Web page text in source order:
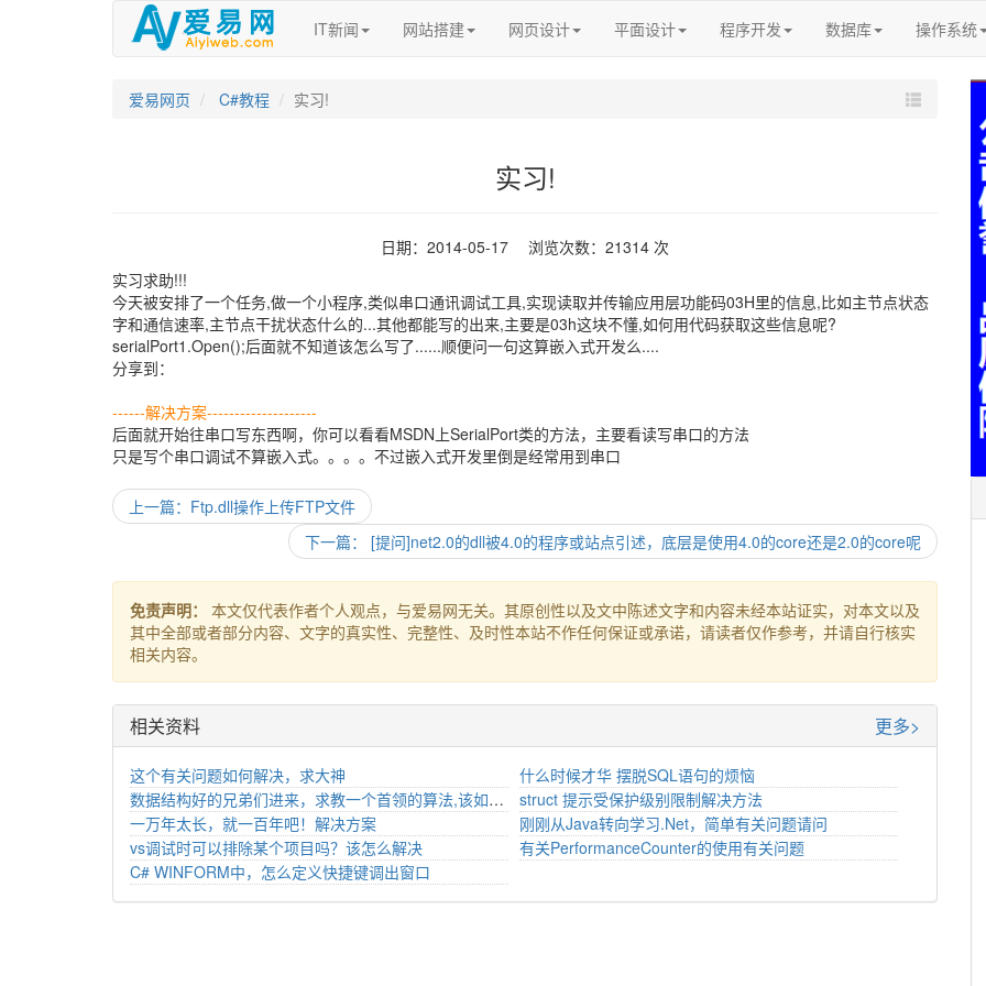
IT新闻 网站搭建 网页设计 平面设计 程序开发 数据库 操作系统
爱易网页 C#教程 实习!
实习!
日期：2014-05-17 浏览次数：21314 次
实习求助!!!
今天被安排了一个任务,做一个小程序,类似串口通讯调试工具,实现读取并传输应用层功能码03H里的信息,比如主节点状态
字和通信速率,主节点干扰状态什么的...其他都能写的出来,主要是03h这块不懂,如何用代码获取这些信息呢?
serialPort1.Open();后面就不知道该怎么写了......顺便问一句这算嵌入式开发么....
分享到：
------解决方案--------------------
后面就开始往串口写东西啊，你可以看看MSDN上SerialPort类的方法，主要看读写串口的方法
只是写个串口调试不算嵌入式。。。。不过嵌入式开发里倒是经常用到串口
上一篇：Ftp.dll操作上传FTP文件
下一篇： [提问]net2.0的dll被4.0的程序或站点引述，底层是使用4.0的core还是2.0的core呢
免责声明：
本文仅代表作者个人观点，与爱易网无关。其原创性以及文中陈述文字和内容未经本站证实，对本文以及
其中全部或者部分内容、文字的真实性、完整性、及时性本站不作任何保证或承诺，请读者仅作参考，并请自行核实
相关内容。
相关资料 更多>
这个有关问题如何解决，求大神
什么时候才华 摆脱SQL语句的烦恼
数据结构好的兄弟们进来，求教一个首领的算法,该如何解决
struct 提示受保护级别限制解决方法
一万年太长，就一百年吧！解决方案
刚刚从Java转向学习.Net，简单有关问题请问
vs调试时可以排除某个项目吗？该怎么解决
有关PerformanceCounter的使用有关问题
C# WINFORM中，怎么定义快捷键调出窗口